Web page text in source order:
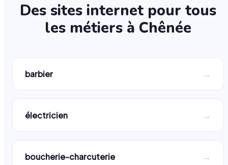
Des sites internet pour tous
les métiers à Chênée
barbier →
électricien →
boucherie-charcuterie →